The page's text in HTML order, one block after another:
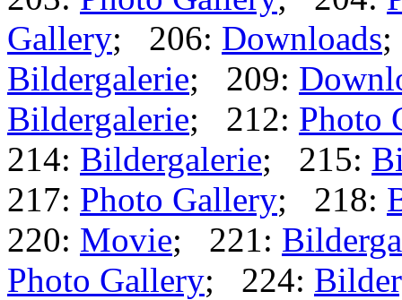
Gallery; 206: Downloads
Bildergalerie; 209:
Bildergalerie; 212: Photo
214: Bildergalerie; 215:
217: Photo Gallery; 218:
220: Movie; 221:
Photo Gallery; 224: